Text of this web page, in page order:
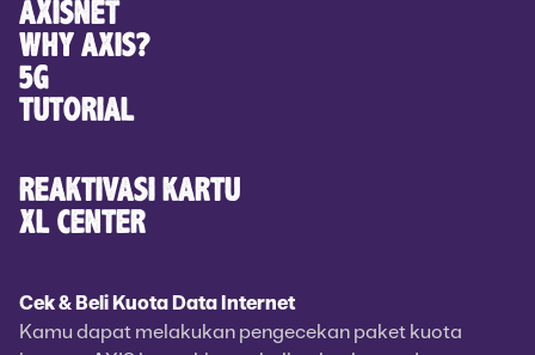
AXISNET
WHY AXIS?
5G
TUTORIAL
REAKTIVASI KARTU
XL CENTER
Cek & Beli Kuota Data Internet
Kamu dapat melakukan pengecekan paket kuota